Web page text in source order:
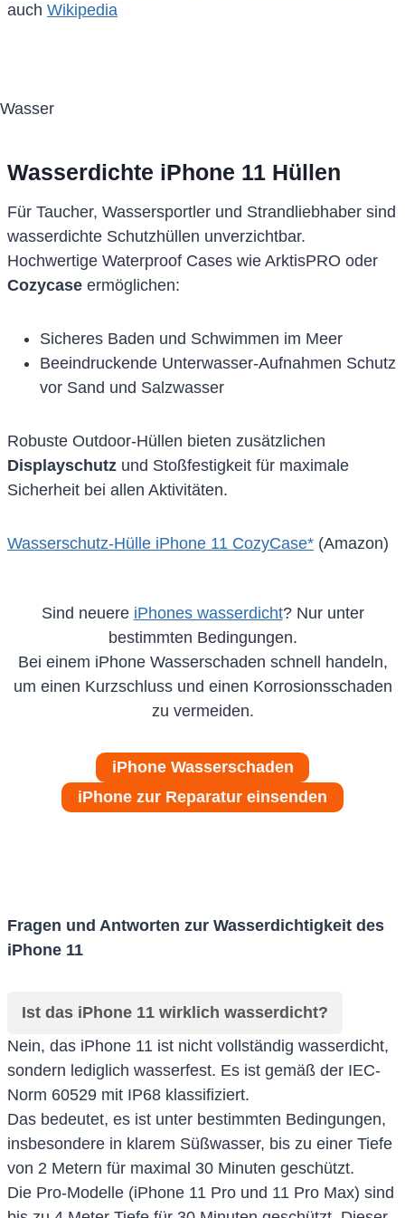
auch Wikipedia
Wasserdichte iPhone 11 Hüllen
Für Taucher, Wassersportler und Strandliebhaber sind
wasserdichte Schutzhüllen unverzichtbar.
Hochwertige Waterproof Cases wie ArktisPRO oder
Cozycase ermöglichen:
Sicheres Baden und Schwimmen im Meer
Beeindruckende Unterwasser-Aufnahmen Schutz
vor Sand und Salzwasser
Robuste Outdoor-Hüllen bieten zusätzlichen
Displayschutz und Stoßfestigkeit für maximale
Sicherheit bei allen Aktivitäten.
Wasserschutz-Hülle iPhone 11 CozyCase* (Amazon)
Sind neuere iPhones wasserdicht? Nur unter
bestimmten Bedingungen.
Bei einem iPhone Wasserschaden schnell handeln,
um einen Kurzschluss und einen Korrosionsschaden
zu vermeiden.
iPhone Wasserschaden
iPhone zur Reparatur einsenden
Fragen und Antworten zur Wasserdichtigkeit des
iPhone 11
Ist das iPhone 11 wirklich wasserdicht?
Nein, das iPhone 11 ist nicht vollständig wasserdicht,
sondern lediglich wasserfest. Es ist gemäß der IEC-
Norm 60529 mit IP68 klassifiziert.
Das bedeutet, es ist unter bestimmten Bedingungen,
insbesondere in klarem Süßwasser, bis zu einer Tiefe
von 2 Metern für maximal 30 Minuten geschützt.
Die Pro-Modelle (iPhone 11 Pro und 11 Pro Max) sind